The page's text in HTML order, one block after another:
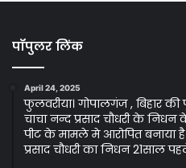
पॉपुलर लिंक
April 24, 2025
फुलवरीया। गोपालगंज , बिहार की
चाचा नन्द प्रसाद चौधरी के
पीट के मामले मे आरोपित बनाया
प्रसाद चौधरी का निधन 21साल